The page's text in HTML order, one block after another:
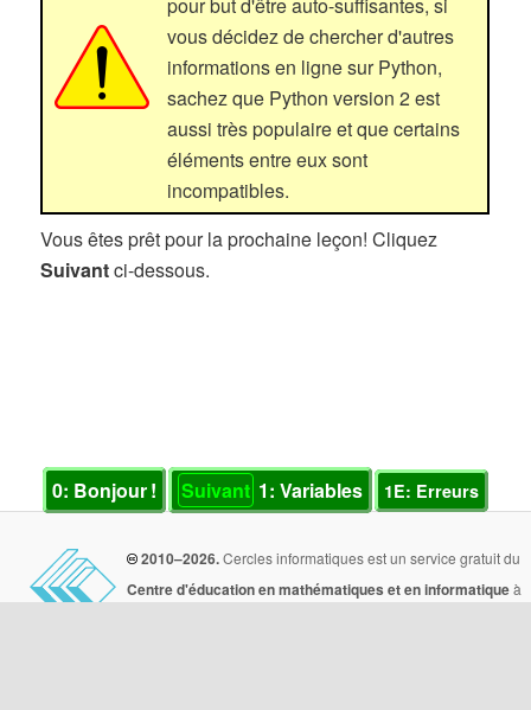
pour but d'être auto-suffisantes, si
vous décidez de chercher d'autres
informations en ligne sur Python,
sachez que Python version 2 est
aussi très populaire et que certains
éléments entre eux sont
incompatibles.
Vous êtes prêt pour la prochaine leçon! Cliquez
Suivantci-dessous.
0: Bonjour ! Suivant 1: Variables 1E: Erreurs
2010–2026.Cercles informatiques est un service gratuit du
Centre d'éducation en mathématiques et en informatiqueà